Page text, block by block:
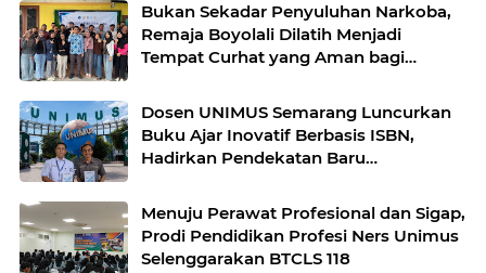
Bukan Sekadar Penyuluhan Narkoba,
Remaja Boyolali Dilatih Menjadi
Tempat Curhat yang Aman bagi
Dosen UNIMUS Semarang Luncurkan
Buku Ajar Inovatif Berbasis ISBN,
Hadirkan Pendekatan Baru
Edukasi dan Manajemen Stres
Menuju Perawat Profesional dan Sigap,
Prodi Pendidikan Profesi Ners Unimus
Selenggarakan BTCLS 118